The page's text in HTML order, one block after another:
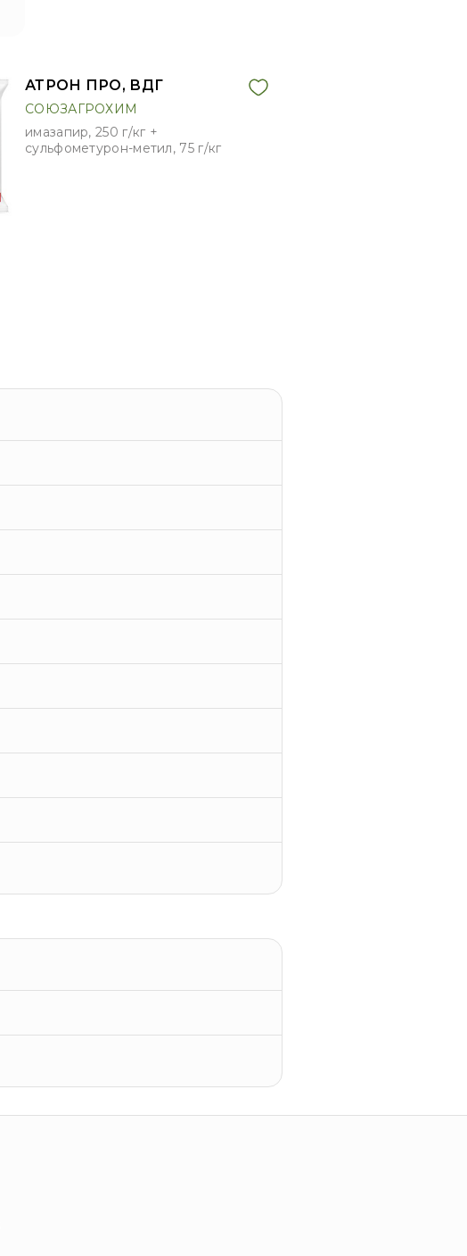
АТРОН ПРО, ВДГ
СОЮЗАГРОХИМ
имазапир, 250 г/кг +
сульфометурон-метил, 75 г/кг